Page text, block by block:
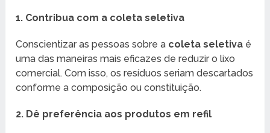
1. Contribua com a coleta seletiva
Conscientizar as pessoas sobre a coleta seletiva é
uma das maneiras mais eficazes de reduzir o lixo
comercial. Com isso, os resíduos seriam descartados
conforme a composição ou constituição.
2. Dê preferência aos produtos em refil